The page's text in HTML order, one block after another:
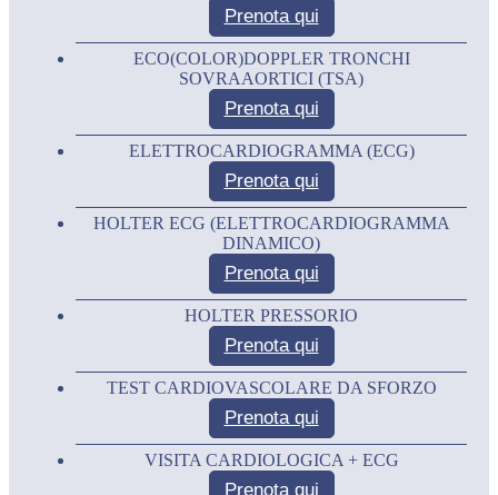
Prenota qui
ECO(COLOR)DOPPLER TRONCHI
SOVRAAORTICI (TSA)
Prenota qui
ELETTROCARDIOGRAMMA (ECG)
Prenota qui
HOLTER ECG (ELETTROCARDIOGRAMMA
DINAMICO)
Prenota qui
HOLTER PRESSORIO
Prenota qui
TEST CARDIOVASCOLARE DA SFORZO
Prenota qui
VISITA CARDIOLOGICA + ECG
Prenota qui